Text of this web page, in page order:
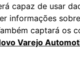
capaz de usar
informações
captará os
Varejo